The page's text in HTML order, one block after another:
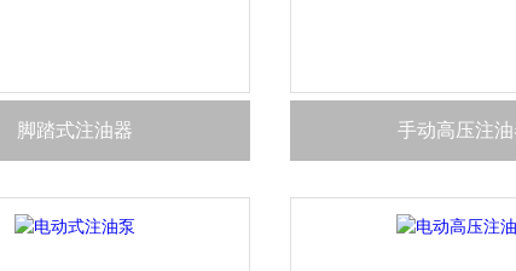
脚踏式注油器 手动高压注油